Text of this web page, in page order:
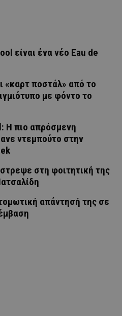
είναι ένα νέο Eau de
«καρτ ποστάλ» από το
με φόντο το
Η πιο απρόσμενη
ντεμπούτο στην
στη φοιτητική της
απάντησή της σε